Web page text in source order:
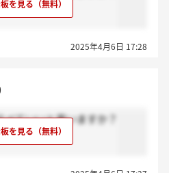
2025年4月6日 17:28
ていいと思いますか？